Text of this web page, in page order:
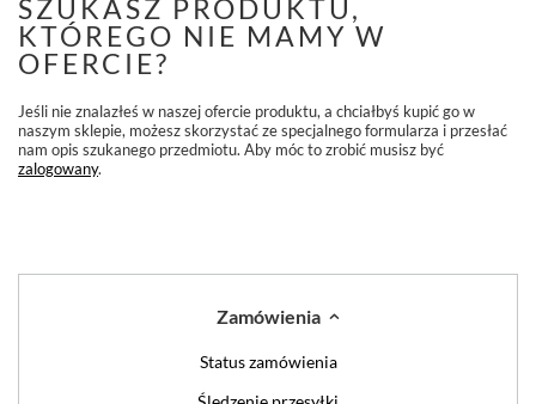
SZUKASZ PRODUKTU,
KTÓREGO NIE MAMY W
OFERCIE?
Jeśli nie znalazłeś w naszej ofercie produktu, a chciałbyś kupić go w
naszym sklepie, możesz skorzystać ze specjalnego formularza i przesłać
nam opis szukanego przedmiotu. Aby móc to zrobić musisz być
zalogowany.
Zamówienia
Status zamówienia